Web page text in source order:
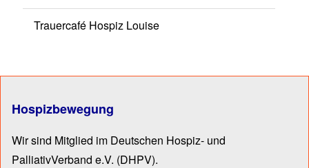
Trauercafé Hospiz Louise
Hospizbewegung
Wir sind Mitglied im Deutschen Hospiz- und
PalliativVerband e.V. (DHPV).